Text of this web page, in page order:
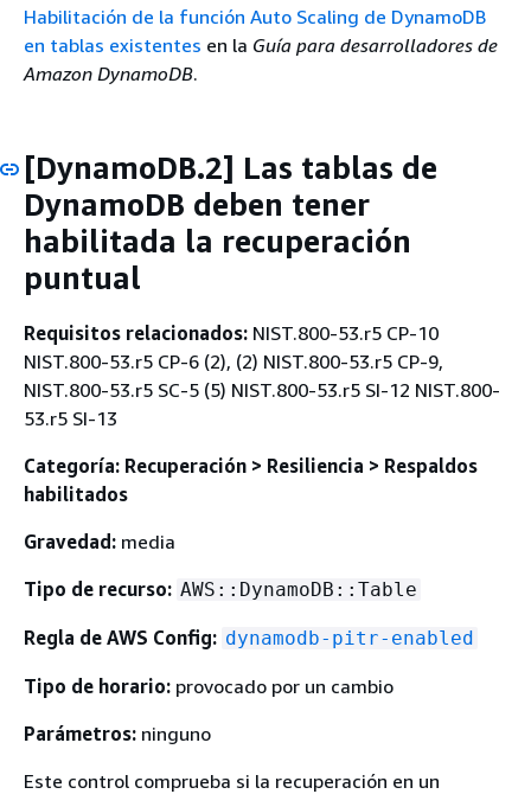
Habilitación de la función Auto Scaling de DynamoDB
en tablas existentes en la Guía para desarrolladores de
Amazon DynamoDB.
[DynamoDB.2] Las tablas de
DynamoDB deben tener
habilitada la recuperación
puntual
Requisitos relacionados: NIST.800-53.r5 CP-10
NIST.800-53.r5 CP-6 (2), (2) NIST.800-53.r5 CP-9,
NIST.800-53.r5 SC-5 (5) NIST.800-53.r5 SI-12 NIST.800-
53.r5 SI-13
Categoría: Recuperación > Resiliencia > Respaldos
habilitados
Gravedad: media
Tipo de recurso: AWS::DynamoDB::Table
Regla de AWS Config: dynamodb-pitr-enabled
Tipo de horario: provocado por un cambio
Parámetros: ninguno
Este control comprueba si la recuperación en un